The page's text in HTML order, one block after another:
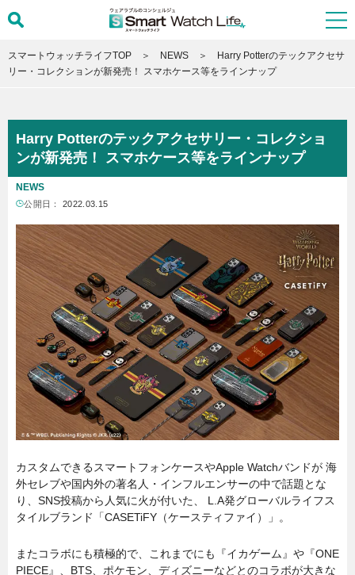
スマートウォッチライフTOP NEWS
Harry Potterのテックアクセサ
リー・コレクションが新発売！ スマホケース等をラインナップ
Harry Potterのテックアクセサリー・コレクショ
ンが新発売！ スマホケース等をラインナップ
NEWS
公開日： 2022.03.15
カスタムできるスマートフォンケースやApple Watchバンドが 海
外セレブや国内外の著名人・インフルエンサーの中で話題とな
り、SNS投稿から人気に火が付いた、 L.A発グローバルライフス
タイルブランド「CASETiFY（ケースティファイ）」。
またコラボにも積極的で、これまでにも『イカゲーム』や『ONE
PIECE』、BTS、ポケモン、ディズニーなどとのコラボが大きな